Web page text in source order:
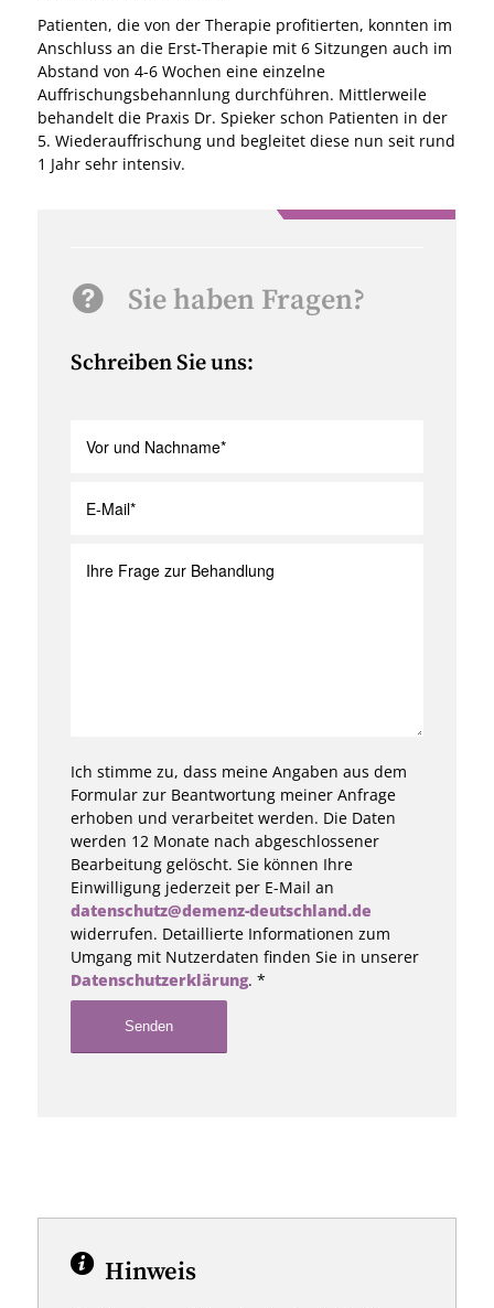
Patienten, die von der Therapie profitierten, konnten im
Anschluss an die Erst-Therapie mit 6 Sitzungen auch im
Abstand von 4-6 Wochen eine einzelne
Auffrischungsbehannlung durchführen. Mittlerweile
behandelt die Praxis Dr. Spieker schon Patienten in der
5. Wiederauffrischung und begleitet diese nun seit rund
1 Jahr sehr intensiv.
Sie haben Fragen?
Schreiben Sie uns:
Ich stimme zu, dass meine Angaben aus dem
Formular zur Beantwortung meiner Anfrage
erhoben und verarbeitet werden. Die Daten
werden 12 Monate nach abgeschlossener
Bearbeitung gelöscht. Sie können Ihre
Einwilligung jederzeit per E-Mail an
datenschutz@demenz-deutschland.de
widerrufen. Detaillierte Informationen zum
Umgang mit Nutzerdaten finden Sie in unserer
Datenschutzerklärung. *
Hinweis